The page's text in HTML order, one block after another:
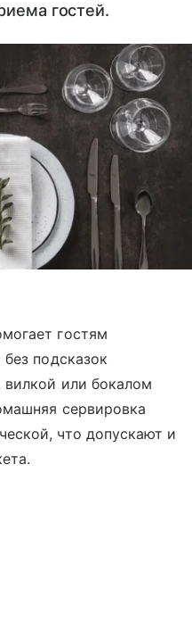
гостей.
гостям
подсказок
вилкой или бокалом
сервировка
что допускают и